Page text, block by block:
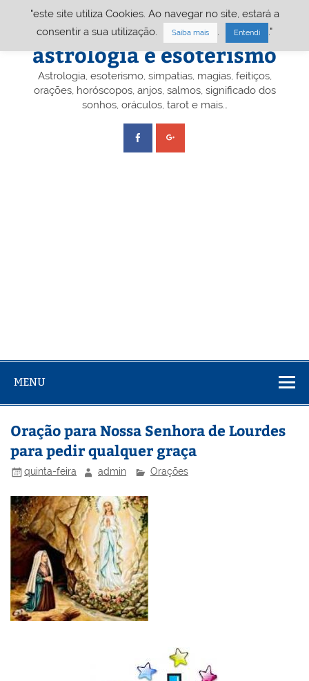
Portal A&E – Portal
astrologia e esoterismo
Astrologia, esoterismo, simpatias, magias, feitiços,
orações, horóscopos, anjos, salmos, significado dos
sonhos, oráculos, tarot e mais…
MENU
Oração para Nossa Senhora de Lourdes
para pedir qualquer graça
quinta-feira admin Orações
"este site utiliza Cookies. Ao navegar no site, estará a
consentir a sua utilização.
Saiba mais Entendi ."